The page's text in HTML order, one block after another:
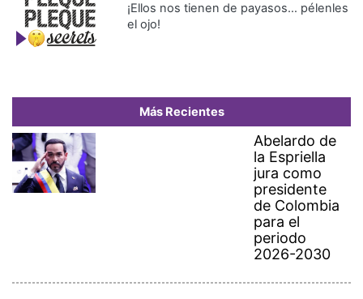
¡Ellos nos tienen de payasos… pélenles
el ojo!
Más Recientes
Abelardo de
la Espriella
jura como
presidente
de Colombia
para el
periodo
2026-2030